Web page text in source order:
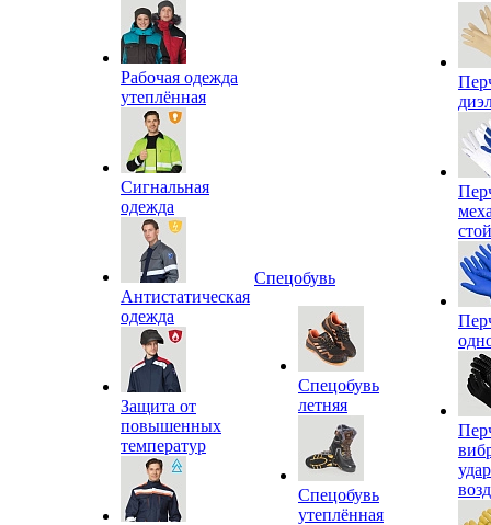
Рабочая одежда
утеплённая
Сигнальная
одежда
Антистатическая
одежда
Защита от
повышенных
температур
Спецобувь
Спецобувь
летняя
Спецобувь
утеплённая